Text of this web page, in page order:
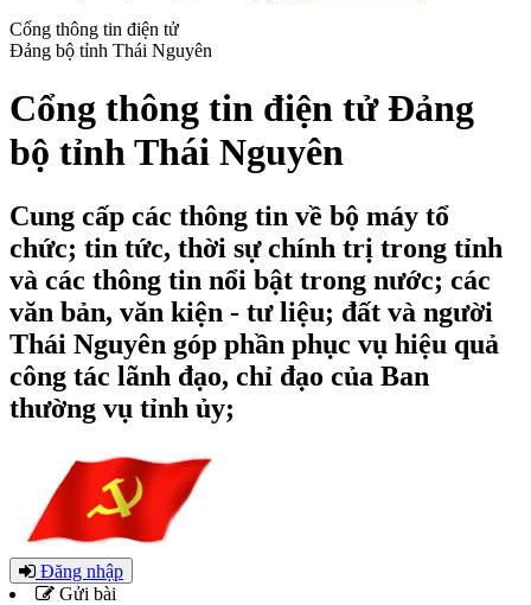
Cổng thông tin điện tử
Đảng bộ tỉnh Thái Nguyên
Cổng thông tin điện tử Đảng
bộ tỉnh Thái Nguyên
Cung cấp các thông tin về bộ máy tổ
chức; tin tức, thời sự chính trị trong tỉnh
và các thông tin nổi bật trong nước; các
văn bản, văn kiện - tư liệu; đất và người
Thái Nguyên góp phần phục vụ hiệu quả
công tác lãnh đạo, chỉ đạo của Ban
thường vụ tỉnh ủy;
Đăng nhập
Gửi bài